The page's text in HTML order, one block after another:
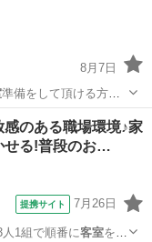
8月7日
準備をして頂ける方を
ッフ
のある職場環境♪家
せる!普段のお…
提携サイト 7月26日
1組で順番に客室を回